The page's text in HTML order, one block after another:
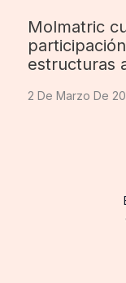
Molmatric
estructuras
2 De Marzo De